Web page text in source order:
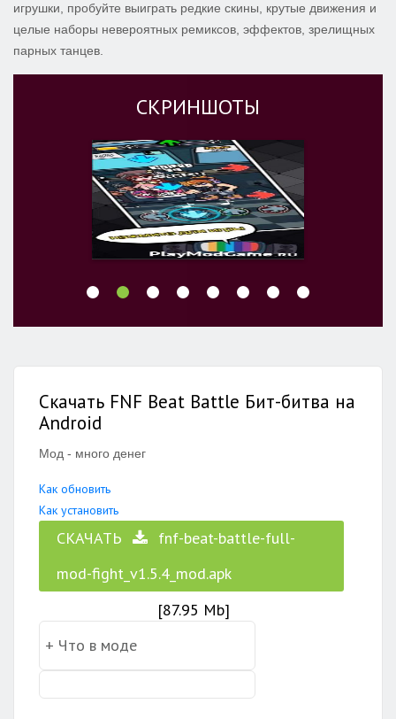
игрушки, пробуйте выиграть редкие скины, крутые движения и
целые наборы невероятных ремиксов, эффектов, зрелищных
парных танцев.
СКРИНШОТЫ
Скачать FNF Beat Battle Бит-битва на
Android
Мод - много денег
Как обновить
Как установить
СКАЧАТЬ
fnf-beat-battle-full-
mod-fight_v1.5.4_mod.apk
[87.95 Mb]